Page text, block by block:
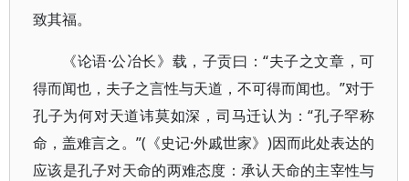
致其福。
《论语·公冶长》载，子贡曰：“夫子之文章，可
得而闻也，夫子之言性与天道，不可得而闻也。”对于
孔子为何对天道讳莫如深，司马迁认为：“孔子罕称
命，盖难言之。”(《史记·外戚世家》)因而此处表达的
应该是孔子对天命的两难态度：承认天命的主宰性与